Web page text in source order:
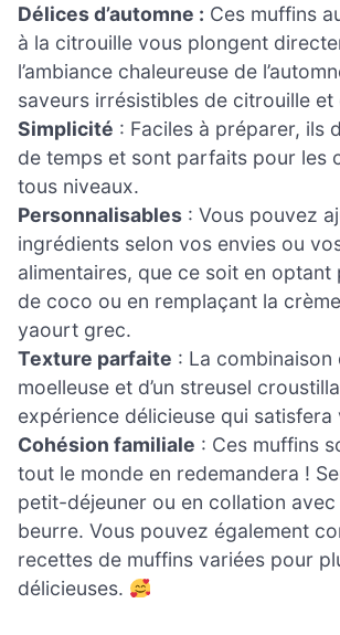
Délices d’automne : Ces muffins
à la citrouille vous plongent
l’ambiance chaleureuse de
saveurs irrésistibles de citrouille et
Simplicité : Faciles à préparer, ils
de temps et sont parfaits pour les
tous niveaux.
Personnalisables : Vous pouvez
ingrédients selon vos envies ou
alimentaires, que ce soit en optant
de coco ou en remplaçant la
yaourt grec.
Texture parfaite : La combinaison
moelleuse et d’un streusel
expérience délicieuse qui satisfera
Cohésion familiale : Ces muffins
tout le monde en redemandera !
petit-déjeuner ou en collation
beurre. Vous pouvez également
recettes de muffins variées pour
délicieuses.